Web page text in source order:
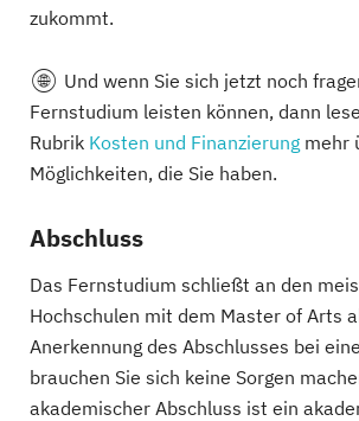
zukommt.
Und wenn Sie sich jetzt noch
Fernstudium leisten können, dann
Rubrik Kosten und Finanzierung mehr
Möglichkeiten, die Sie haben.
Abschluss
Das Fernstudium schließt an den
Hochschulen mit dem Master of Arts
Anerkennung des Abschlusses bei
brauchen Sie sich keine Sorgen
akademischer Abschluss ist ein